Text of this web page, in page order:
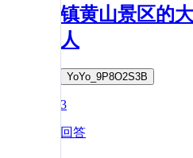
镇黄山景区的
人
YoYo_9P8O2S3B
3
回答